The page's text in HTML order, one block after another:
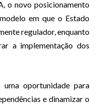
o novo posicionamento
em que o Estado
regulador, enquanto
a implementação dos
oportunidade para
e dinamizar o